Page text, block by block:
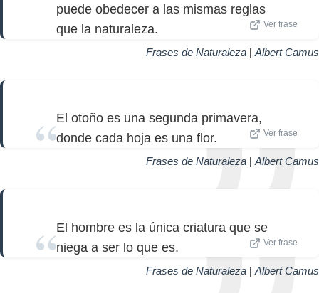
puede obedecer a las mismas reglas
que la naturaleza.
Ver frase
Frases de Naturaleza | Albert Camus
El otoño es una segunda primavera,
donde cada hoja es una flor.
Ver frase
Frases de Naturaleza | Albert Camus
El hombre es la única criatura que se
niega a ser lo que es.
Ver frase
Frases de Naturaleza | Albert Camus